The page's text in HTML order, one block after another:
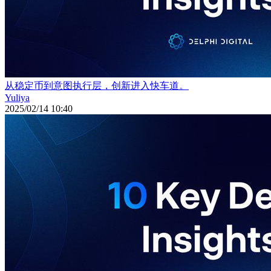
从稳定币到意图执行层，创新进入快车道。
Yuliya
2025/02/14 10:40